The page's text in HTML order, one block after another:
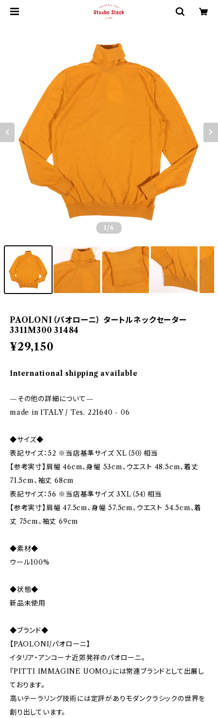
1 /6
PAOLONI（パオローニ） タートルネックセーター
3311M300 31484
¥29,150
International shipping available
—その他の詳細について—
made in ITALY / Tes. 221640 - 06
◆サイズ◆
表記サイズ：52 ※当店基準サイズ XL（50）相当
【参考実寸】肩幅 46cm、身幅 53cm、ウエスト 48.5cm、着丈
71.5cm、袖丈 68cm
表記サイズ：56 ※当店基準サイズ 3XL（54）相当
【参考実寸】肩幅 47.5cm、身幅 57.5cm、ウエスト 54.5cm、着
丈 75cm、袖丈 69cm
◆素材◆
ウール100%
◆状態◆
新品未使用
◆ブランド◆
【PAOLONI/パオローニ】
イタリア・アンコーナ近郊発祥のパオローニ。
『PITTI IMMAGINE UOMO』には常連ブランドとして出展し
ております。
高いテーラリング技術には定評がありモダンクラシックの世界を
創り出しています。